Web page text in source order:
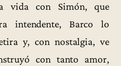
vida con Simón, que
intendente, Barco lo
y, con nostalgia, ve
con tanto amor,